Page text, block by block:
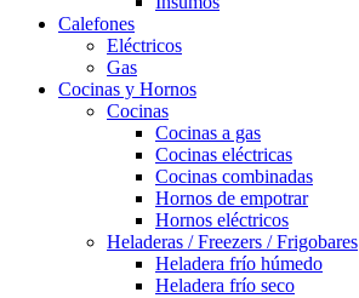
Calefones
Eléctricos
Gas
Cocinas y Hornos
Cocinas
Cocinas a gas
Cocinas eléctricas
Cocinas combinadas
Hornos de empotrar
Hornos eléctricos
Heladeras / Freezers / Frigobares
Heladera frío húmedo
Heladera frío seco